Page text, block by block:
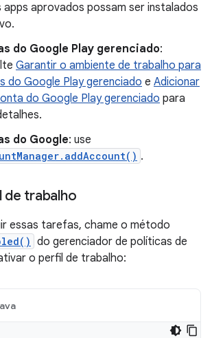
apps aprovados possam ser instalados
do Google Play gerenciado:
Garantir o ambiente de trabalho para
do Google Play gerenciado e Adicionar
do Google Play gerenciado para
do Google: use
.
trabalho
essas tarefas, chame o método
do gerenciador de políticas de
o perfil de trabalho: